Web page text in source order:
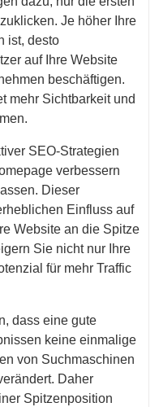
Je höher Ihre
ist, desto
auf Ihre Website
beschäftigen.
mehr Sichtbarkeit und
SEO-Strategien
verbessern
Dieser
Einfluss auf
Website an die Spitze
Sie nicht nur Ihre
für mehr Traffic
dass eine gute
keine einmalige
von Suchmaschinen
Daher
Spitzenposition